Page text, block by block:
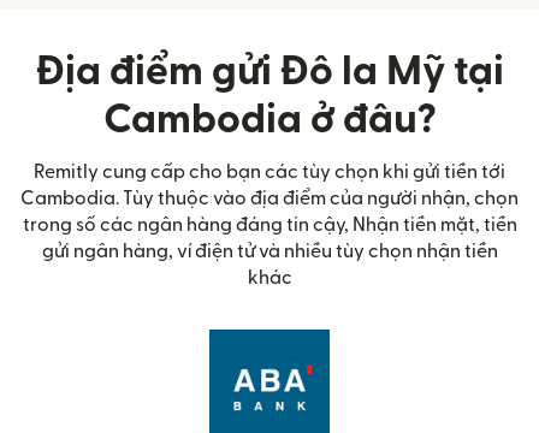
Địa điểm gửi Đô la Mỹ tại
Cambodia ở đâu?
Remitly cung cấp cho bạn các tùy chọn khi gửi tiền tới
Cambodia. Tùy thuộc vào địa điểm của người nhận, chọn
trong số các ngân hàng đáng tin cậy, Nhận tiền mặt, tiền
gửi ngân hàng, ví điện tử và nhiều tùy chọn nhận tiền
khác